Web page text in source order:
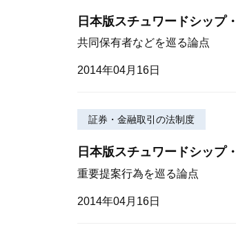
日本版スチュワードシッ
共同保有者などを巡る論点
2014年04月16日
証券・金融取引の法制度
日本版スチュワードシッ
重要提案行為を巡る論点
2014年04月16日